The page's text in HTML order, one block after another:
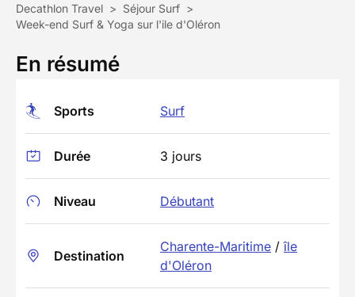
Decathlon Travel > Séjour Surf >
Week-end Surf & Yoga sur l'ile d'Oléron
En résumé
Sports Surf
Durée 3 jours
Niveau Débutant
Destination
Charente-Maritime /île
d'Oléron